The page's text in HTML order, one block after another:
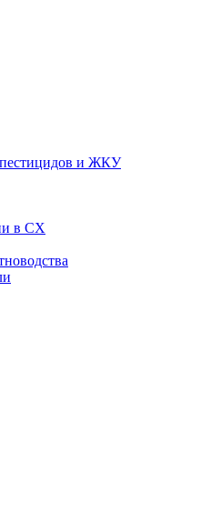
и ЖКУ
в СХ